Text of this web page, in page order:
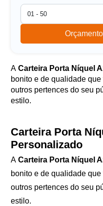
ACarteira Porta Níquel
bonito e de qualidade
outros pertences do seu
estilo.
Carteira Porta
Personalizado
ACarteira Porta Níquel
bonito e de qualidade
outros pertences do seu
estilo.